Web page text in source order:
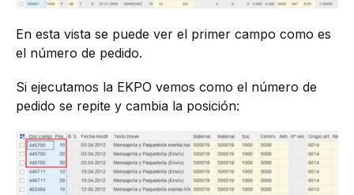
En esta vista se puede ver el primer campo como es
el número de pedido.
Si ejecutamos la EKPO vemos como el número de
pedido se repite y cambia la posición: